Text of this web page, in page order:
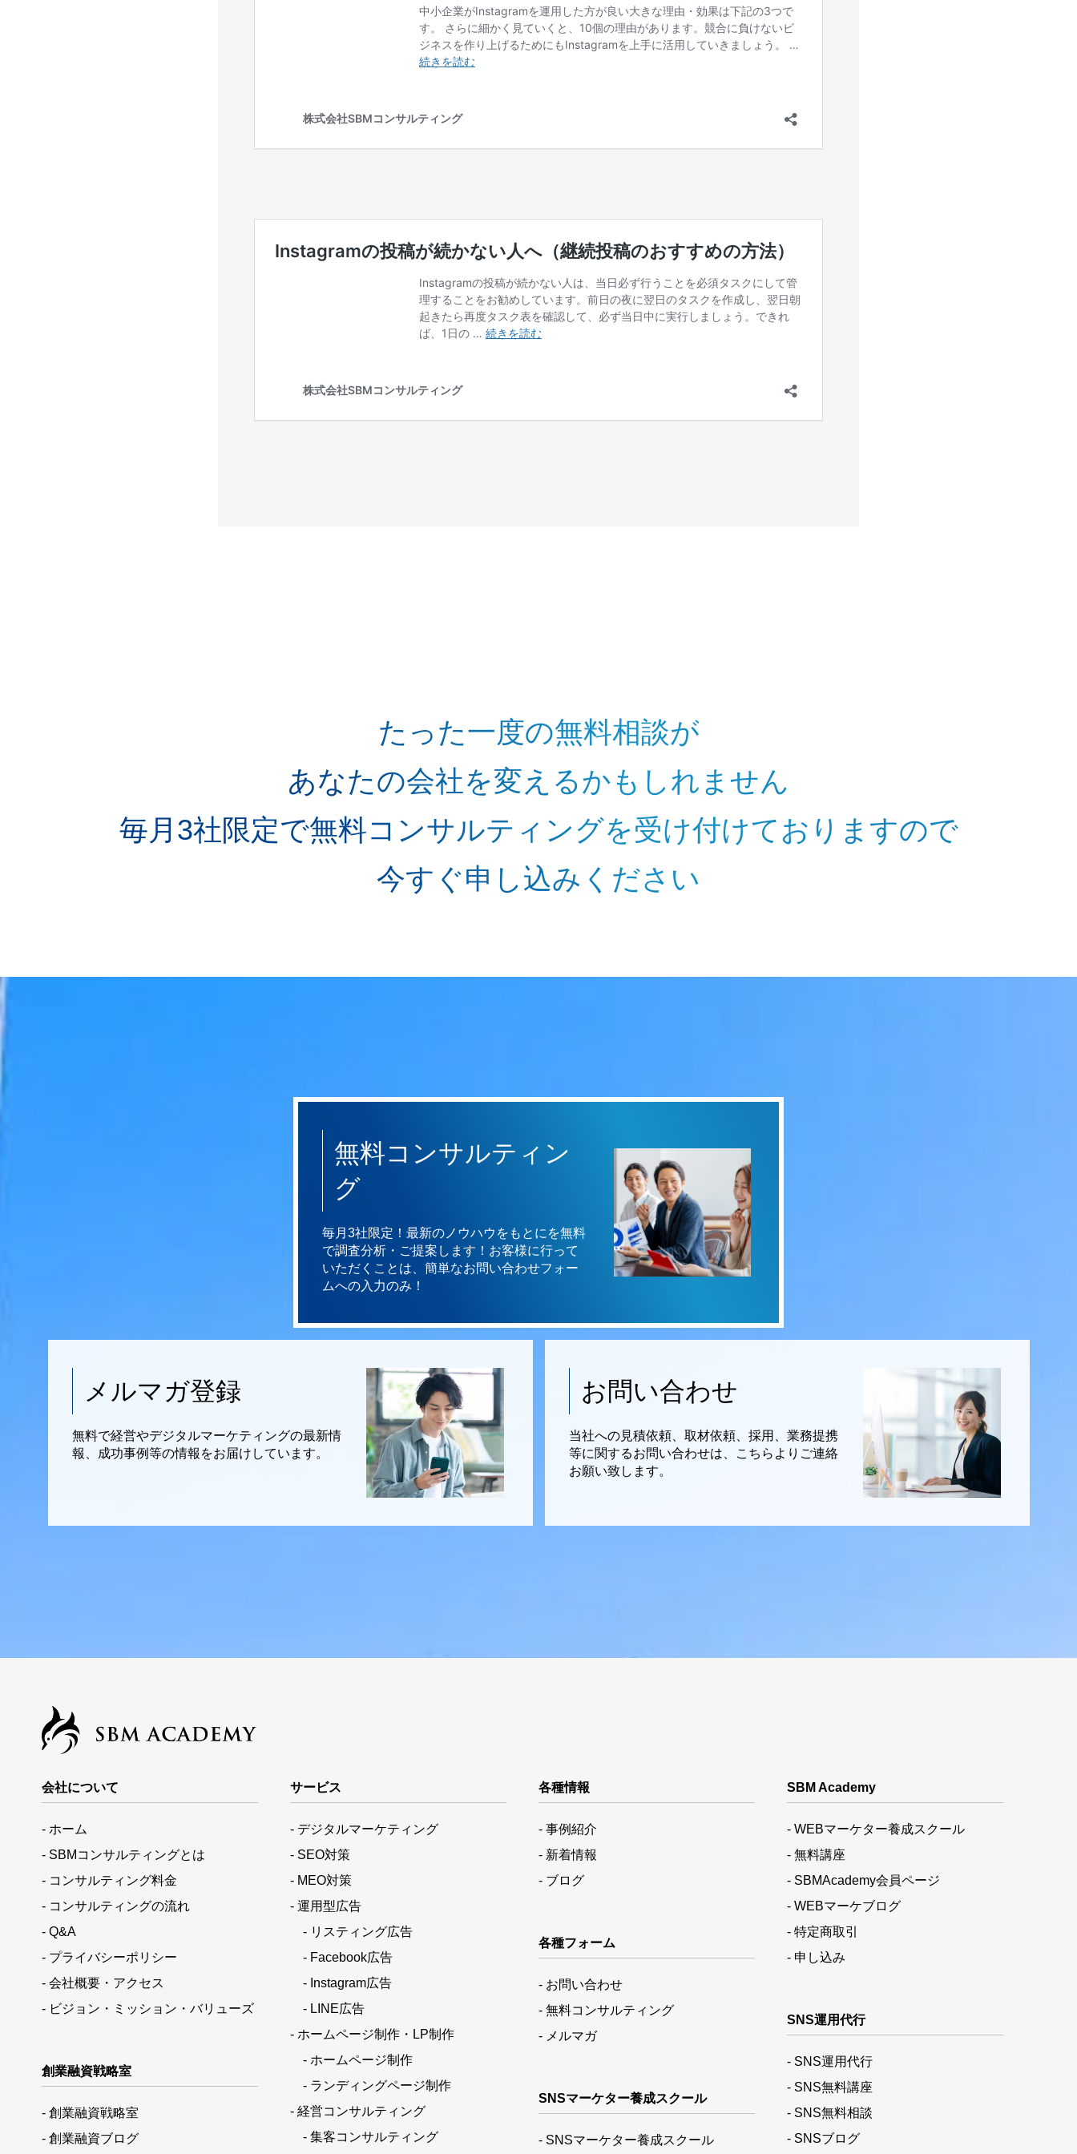
たった一度の無料相談が
あなたの会社を変えるかもしれません
毎月3社限定で無料コンサルティングを受け付けておりますので
今すぐ申し込みください
無料コンサルティン
グ
毎月3社限定！最新のノウハウをもとにを無料
で調査分析・ご提案します！お客様に行って
いただくことは、簡単なお問い合わせフォー
ムへの入力のみ！
メルマガ登録
無料で経営やデジタルマーケティングの最新情
報、成功事例等の情報をお届けしています。
お問い合わせ
当社への見積依頼、取材依頼、採用、業務提携
等に関するお問い合わせは、こちらよりご連絡
お願い致します。
会社について
- ホーム
- SBMコンサルティングとは
- コンサルティング料金
- コンサルティングの流れ
- Q&A
- プライバシーポリシー
- 会社概要・アクセス
- ビジョン・ミッション・バリューズ
創業融資戦略室
- 創業融資戦略室
- 創業融資ブログ
サービス
- デジタルマーケティング
- SEO対策
- MEO対策
- 運用型広告
- リスティング広告
- Facebook広告
- Instagram広告
- LINE広告
- ホームページ制作・LP制作
- ホームページ制作
- ランディングページ制作
- 経営コンサルティング
- 集客コンサルティング
各種情報
- 事例紹介
- 新着情報
- ブログ
各種フォーム
- お問い合わせ
- 無料コンサルティング
- メルマガ
SNSマーケター養成スクール
- SNSマーケター養成スクール
SBM Academy
- WEBマーケター養成スクール
- 無料講座
- SBMAcademy会員ページ
- WEBマーケブログ
- 特定商取引
- 申し込み
SNS運用代行
- SNS運用代行
- SNS無料講座
- SNS無料相談
- SNSブログ